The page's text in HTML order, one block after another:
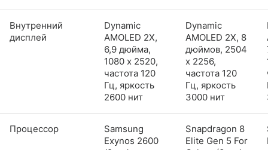
Внутренний
дисплей
Dynamic
AMOLED 2X,
6,9 дюйма,
1080 x 2520,
частота 120
Гц, яркость
2600 нит
Dynamic
AMOLED 2X, 8
дюймов, 2504
x 2256,
частота 120
Гц, яркость
3000 нит
Процессор
Samsung
Exynos 2600
Snapdragon 8
Elite Gen 5 For